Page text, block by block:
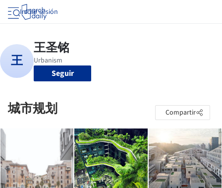
Iniciar sesión
Seguir
城市规划 Compartir